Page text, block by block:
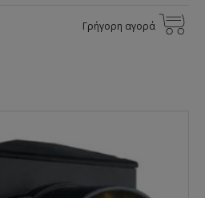
Γρήγορη αγορά